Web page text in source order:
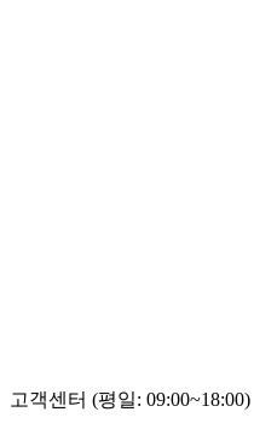
고객센터 (평일: 09:00~18:00)